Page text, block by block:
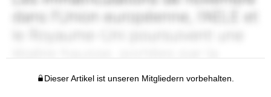
Dieser Artikel ist unseren Mitgliedern vorbehalten.